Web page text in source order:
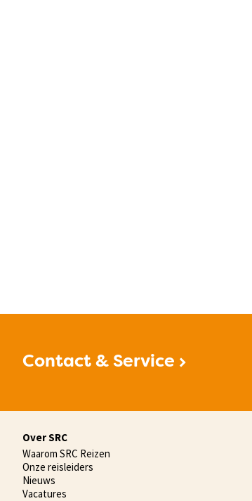
Contact & Service
Over SRC
Waarom SRC Reizen
Onze reisleiders
Nieuws
Vacatures